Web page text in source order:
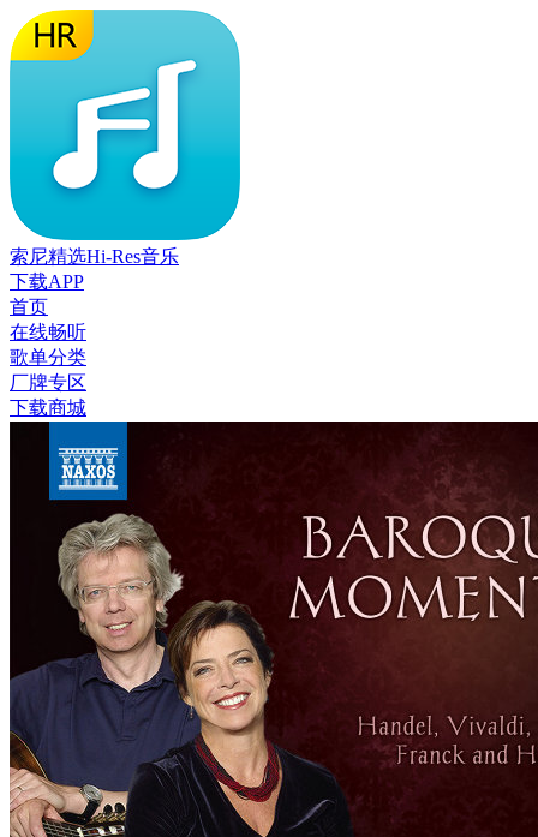
索尼精选Hi-Res音乐
下载APP
首页
在线畅听
歌单分类
厂牌专区
下载商城